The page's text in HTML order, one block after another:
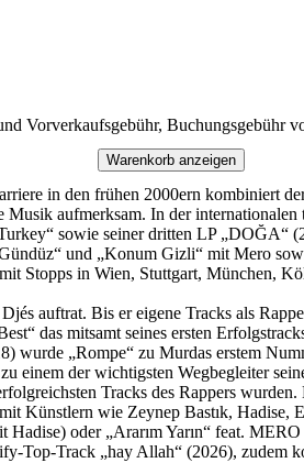
Vorverkaufsgebühr, Buchungsgebühr
Warenkorb anzeigen
in den frühen 2000ern kombiniert
aufmerksam. In der
sowie seiner dritten LP „DOĞA“
und „Konum Gizli“ mit Mero
Stopps in Wien, Stuttgart, München,
auftrat. Bis er eigene Tracks als
das mitsamt seines ersten
„Rompe“ zu Murdas erstem
einem der wichtigsten Wegbegleiter
Tracks des Rappers
Künstlern wie Zeynep Bastık,
oder „Ararım Yarın“ feat.
Top-Track „hay Allah“ (2026), zudem